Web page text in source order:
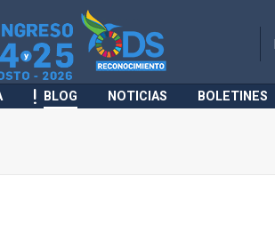
BLOG NOTICIAS BOLETINES